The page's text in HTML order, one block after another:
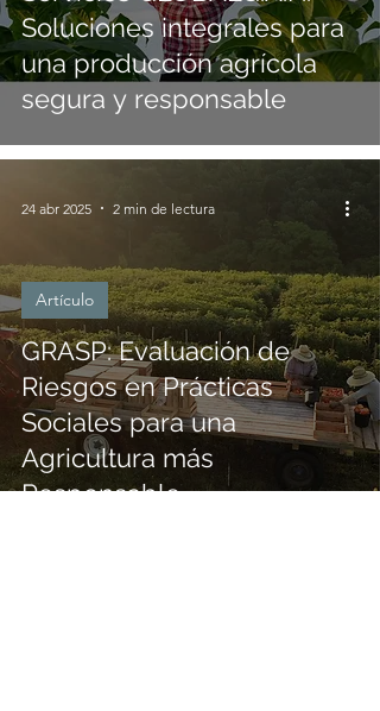
Soluciones integrales para
una producción agrícola
segura y responsable
GRASP: Evaluación de
Riesgos en Prácticas
Sociales para una
Agricultura más
Responsable
Artículo
24 abr 2025 2 min de lectura